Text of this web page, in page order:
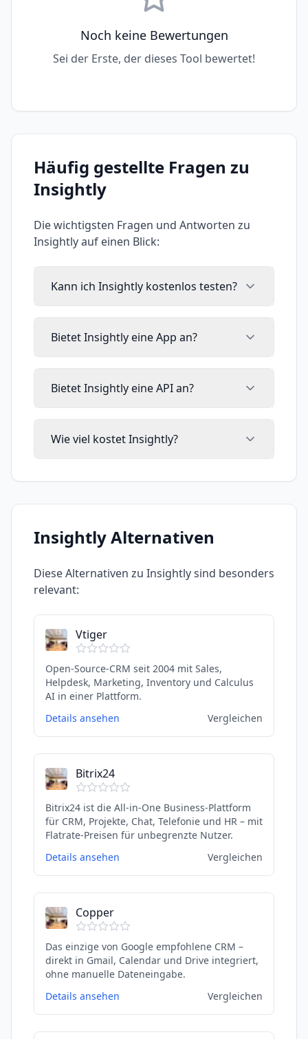
Noch keine Bewertungen
Sei der Erste, der dieses Tool bewertet!
Häufig gestellte Fragen zu
Insightly
Die wichtigsten Fragen und Antworten zu
Insightlyauf einen Blick:
Kann ich Insightly kostenlos testen?
Bietet Insightly eine App an?
Bietet Insightly eine API an?
Wie viel kostet Insightly?
InsightlyAlternativen
Diese Alternativen zu Insightlysind besonders
relevant:
Vtiger
Open-Source-CRM seit 2004 mit Sales,
Helpdesk, Marketing, Inventory und Calculus
AI in einer Plattform.
Details ansehen
Vergleichen
Bitrix24
Bitrix24 ist die All-in-One Business-Plattform
für CRM, Projekte, Chat, Telefonie und HR – mit
Flatrate-Preisen für unbegrenzte Nutzer.
Details ansehen
Vergleichen
Copper
Das einzige von Google empfohlene CRM –
direkt in Gmail, Calendar und Drive integriert,
ohne manuelle Dateneingabe.
Details ansehen
Vergleichen